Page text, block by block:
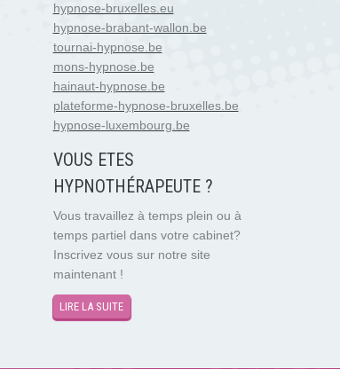
hypnose-bruxelles.eu
hypnose-brabant-wallon.be
tournai-hypnose.be
mons-hypnose.be
hainaut-hypnose.be
plateforme-hypnose-bruxelles.be
hypnose-luxembourg.be
VOUS ETES
HYPNOTHÉRAPEUTE ?
Vous travaillez à temps plein ou à
temps partiel dans votre cabinet?
Inscrivez vous sur notre site
maintenant !
LIRE LA SUITE